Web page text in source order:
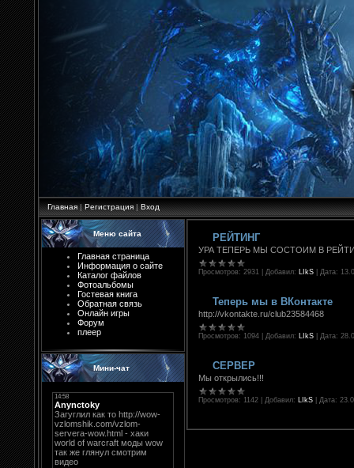
Главная|Регистрация|Вход
Меню сайта
Главная страница
Информация о сайте
Каталог файлов
Фотоальбомы
Гостевая книга
Обратная связь
Онлайн игры
Форум
плеер
Мини-чат
РЕЙТИНГ
УРА ТЕПЕРЬ МЫ СОСТОИМ В
Просмотров: 2931 Добавил: LIkS Дата:
Теперь мы в ВКонтакте
http://vkontakte.ru/club23584468
Просмотров: 1094 Добавил: LIkS Дата:
СЕРВЕР
Мы открылись!!!
Просмотров: 1142 Добавил: LIkS Дата: